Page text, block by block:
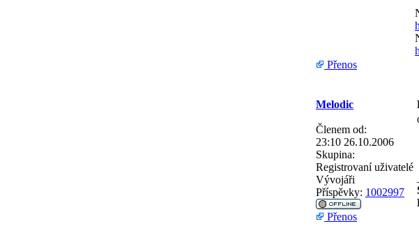
Přenos
Melodic
Členem od:
23:10 26.10.2006
Skupina:
Registrovaní uživatelé
Vývojáři
Příspěvky: 1002997
Přenos